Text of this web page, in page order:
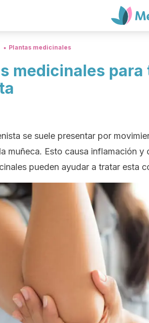
Plantas medicinales
medicinales para
se suele presentar por
muñeca. Esto causa inflamación y
pueden ayudar a tratar esta